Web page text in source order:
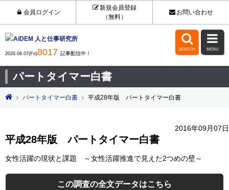
会員ログイン
新規会員登録
（無料）
お問い合わせ
2026.08.07(Fri)8017 記事配信中！

SEARCH

MENU
パートタイマー白書
パートタイマー白書 平成28年版 パートタイマー白書
2016年09月07日
平成28年版 パートタイマー白書
女性活躍の現状と課題 ～女性活躍推進で見えた2つめの壁～
この調査の全文データはこちら